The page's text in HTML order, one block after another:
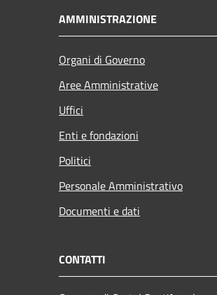
AMMINISTRAZIONE
Organi di Governo
Aree Amministrative
Uffici
Enti e fondazioni
Politici
Personale Amministrativo
Documenti e dati
CONTATTI